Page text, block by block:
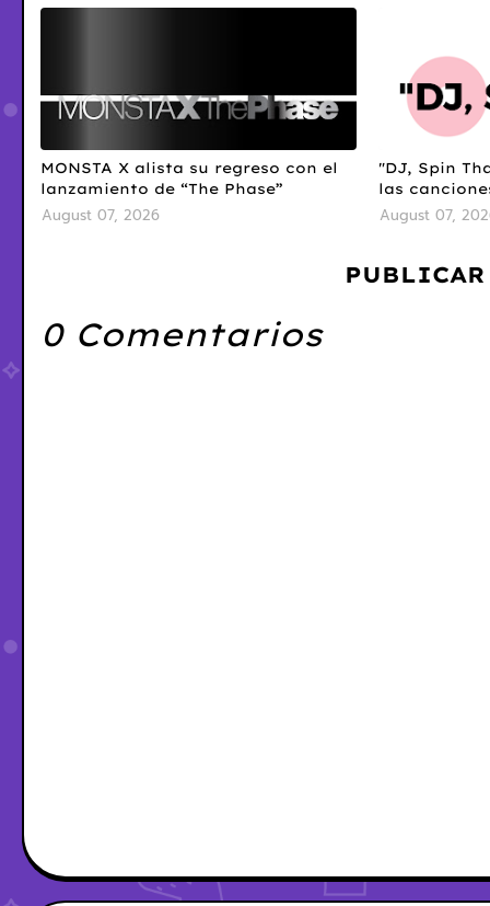
MONSTA X alista su regreso con el
lanzamiento de “The Phase”
August 07, 2026
"DJ, Spin
las
August 07,
0 Comentarios